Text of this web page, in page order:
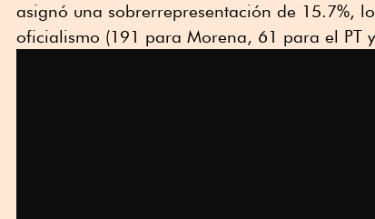
asignó una sobrerrepresentación de 15.7%,
oficialismo (191 para Morena, 61 para el PT